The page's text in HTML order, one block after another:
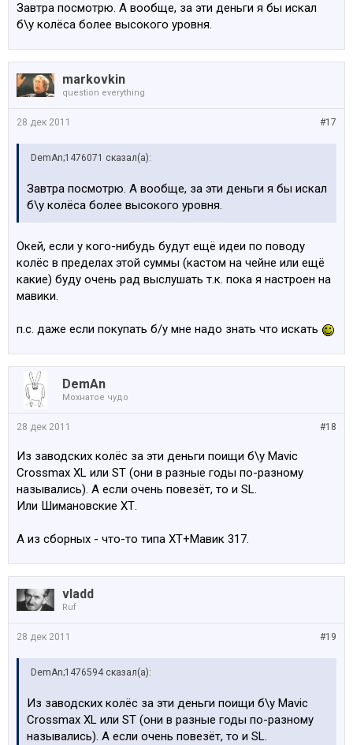
Завтра посмотрю. А вообще, за эти деньги я бы искал
б\у колёса более высокого уровня.
markovkin
question everything
#17
28 дек 2011
DemAn;1476071 сказал(а):
Завтра посмотрю. А вообще, за эти деньги я бы искал
б\у колёса более высокого уровня.
Окей, если у кого-нибудь будут ещё идеи по поводу
колёс в пределах этой суммы (кастом на чейне или ещё
какие) буду очень рад выслушать т.к. пока я настроен на
мавики.
п.с. даже если покупать б/у мне надо знать что искать
DemAn
Мохнатое чудо
#18
28 дек 2011
Из заводских колёс за эти деньги поищи б\у Mavic
Crossmax XL или ST (они в разные годы по-разному
назывались). А если очень повезёт, то и SL.
Или Шимановские ХТ.
А из сборных - что-то типа ХТ+Мавик 317.
vladd
Ruf
#19
28 дек 2011
DemAn;1476594 сказал(а):
Из заводских колёс за эти деньги поищи б\у Mavic
Crossmax XL или ST (они в разные годы по-разному
назывались). А если очень повезёт, то и SL.